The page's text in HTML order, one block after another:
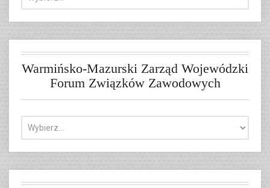
Warmińsko-Mazurski Zarząd Wojewódzki
Forum Związków Zawodowych